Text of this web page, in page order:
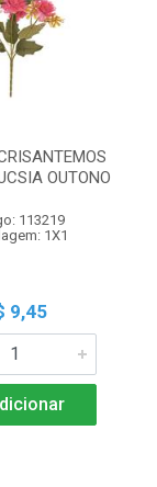
OUTONO
113219
1X1
9,45